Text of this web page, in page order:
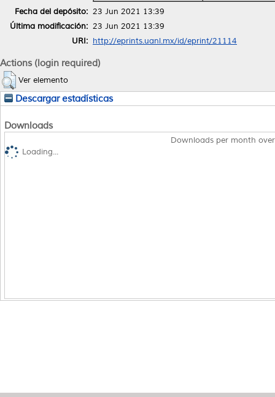
Fecha del depósito: 23 Jun 2021 13:39
Última modificación: 23 Jun 2021 13:39
URI: http://eprints.uanl.mx/id/eprint/21114
Actions (login required)
Ver elemento
Descargar estadísticas
Downloads
Downloads per month
Loading...